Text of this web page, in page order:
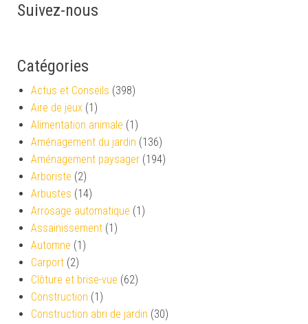
Suivez-nous
Catégories
Actus et Conseils (398)
Aire de jeux (1)
Alimentation animale (1)
Aménagement du jardin (136)
Aménagement paysager (194)
Arboriste (2)
Arbustes (14)
Arrosage automatique (1)
Assainissement (1)
Automne (1)
Carport (2)
Clôture et brise-vue (62)
Construction (1)
Construction abri de jardin (30)